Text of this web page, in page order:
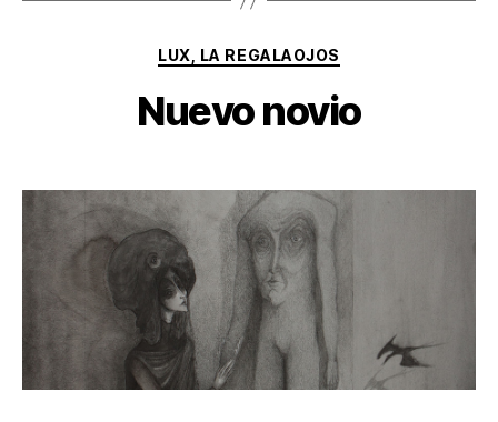
Categorías
LUX, LA REGALAOJOS
Nuevo novio